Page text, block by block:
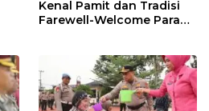
Kenal Pamit dan Tradisi
Farewell-Welcome Parade